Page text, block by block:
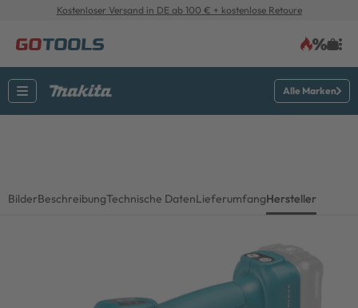
Kostenloser Versand in DE ab 100 € + kostenlose Retoure
Alle Marken
BilderBeschreibungTechnische DatenLieferumfangHersteller